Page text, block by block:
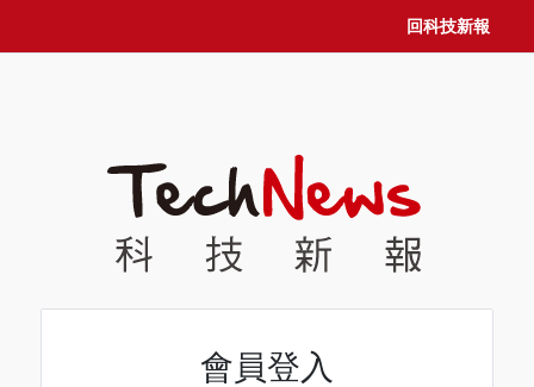
回科技新報
會員登入